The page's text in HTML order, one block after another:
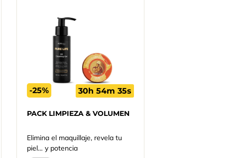
-25% 30h 54m 34s
PACK LIMPIEZA & VOLUMEN
Elimina el maquillaje, revela tu
piel… y potencia